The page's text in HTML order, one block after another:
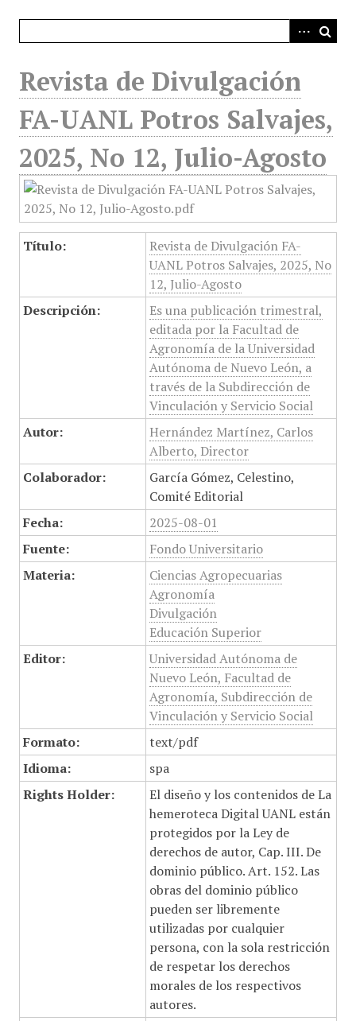
Revista de Divulgación
FA-UANL Potros Salvajes,
2025, No 12, Julio-Agosto
Título:
Revista de Divulgación FA-
UANL Potros Salvajes, 2025, No
12, Julio-Agosto
Descripción:
Es una publicación trimestral,
editada por la Facultad de
Agronomía de la Universidad
Autónoma de Nuevo León, a
través de la Subdirección de
Vinculación y Servicio Social
Autor:
Hernández Martínez, Carlos
Alberto, Director
Colaborador:
García Gómez, Celestino,
Comité Editorial
Fecha:
2025-08-01
Fuente:
Fondo Universitario
Materia:
Ciencias Agropecuarias
Agronomía
Divulgación
Educación Superior
Editor:
Universidad Autónoma de
Nuevo León, Facultad de
Agronomía, Subdirección de
Vinculación y Servicio Social
Formato:
text/pdf
Idioma:
spa
Rights Holder:
El diseño y los contenidos de La
hemeroteca Digital UANL están
protegidos por la Ley de
derechos de autor, Cap. III. De
dominio público. Art. 152. Las
obras del dominio público
pueden ser libremente
utilizadas por cualquier
persona, con la sola restricción
de respetar los derechos
morales de los respectivos
autores.